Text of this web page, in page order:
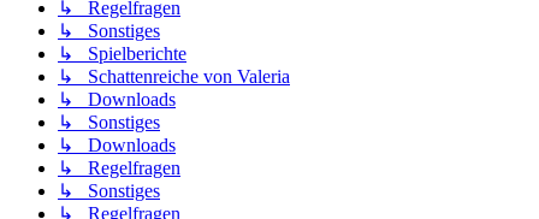
↳ Regelfragen
↳ Sonstiges
↳ Spielberichte
↳ Schattenreiche von Valeria
↳ Downloads
↳ Sonstiges
↳ Downloads
↳ Regelfragen
↳ Sonstiges
↳ Regelfragen